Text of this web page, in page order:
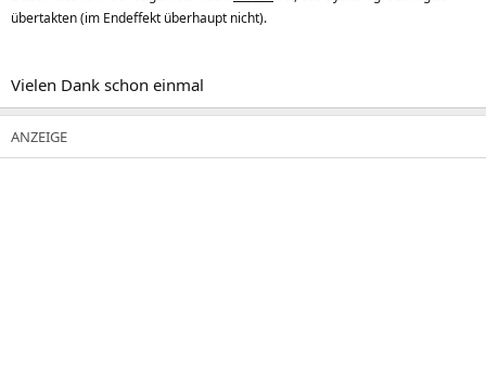
übertakten (im Endeffekt überhaupt nicht).
Vielen Dank schon einmal